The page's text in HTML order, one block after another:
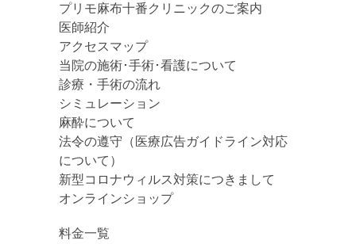
プリモ麻布十番クリニックのご案内
医師紹介
アクセスマップ
当院の施術･手術･看護について
診療・手術の流れ
シミュレーション
麻酔について
法令の遵守（医療広告ガイドライン対応
について）
新型コロナウィルス対策につきまして
オンラインショップ
料金一覧